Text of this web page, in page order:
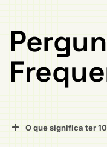
O que significa ter